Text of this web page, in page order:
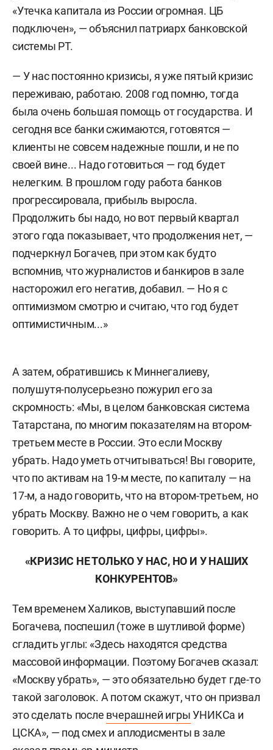
«Утечка капитала из России огромная. ЦБ
подключен», — объяснил патриарх банковской
системы РТ.
— У нас постоянно кризисы, я уже пятый кризис
переживаю, работаю. 2008 год помню, тогда
была очень большая помощь от государства. И
сегодня все банки сжимаются, готовятся —
клиенты не совсем надежные пошли, и не по
своей вине... Надо готовиться — год будет
нелегким. В прошлом году работа банков
прогрессировала, прибыль выросла.
Продолжить бы надо, но вот первый квартал
этого года показывает, что продолжения нет, —
подчеркнул Богачев, при этом как будто
вспомнив, что журналистов и банкиров в зале
насторожил его негатив, добавил. — Но я с
оптимизмом смотрю и считаю, что год будет
оптимистичным...»
А затем, обратившись к Миннегалиеву,
полушутя-полусерьезно пожурил его за
скромность: «Мы, в целом банковская система
Татарстана, по многим показателям на втором-
третьем месте в России. Это если Москву
убрать. Надо уметь отчитываться! Вы говорите,
что по активам на 19-м месте, по капиталу — на
17-м, а надо говорить, что на втором-третьем, но
убрать Москву. Важно не о чем говорить, а как
говорить. А то цифры, цифры, цифры».
«КРИЗИС НЕ ТОЛЬКО У НАС, НО И У НАШИХ
КОНКУРЕНТОВ»
Тем временем Халиков, выступавший после
Богачева, поспешил (тоже в шутливой форме)
сгладить углы: «Здесь находятся средства
массовой информации. Поэтому Богачев сказал:
«Москву убрать», — это обязательно будет где-то
такой заголовок. А потом скажут, что он призвал
это сделать после вчерашней игрыУНИКСа и
ЦСКА», — под смех и аплодисменты в зале